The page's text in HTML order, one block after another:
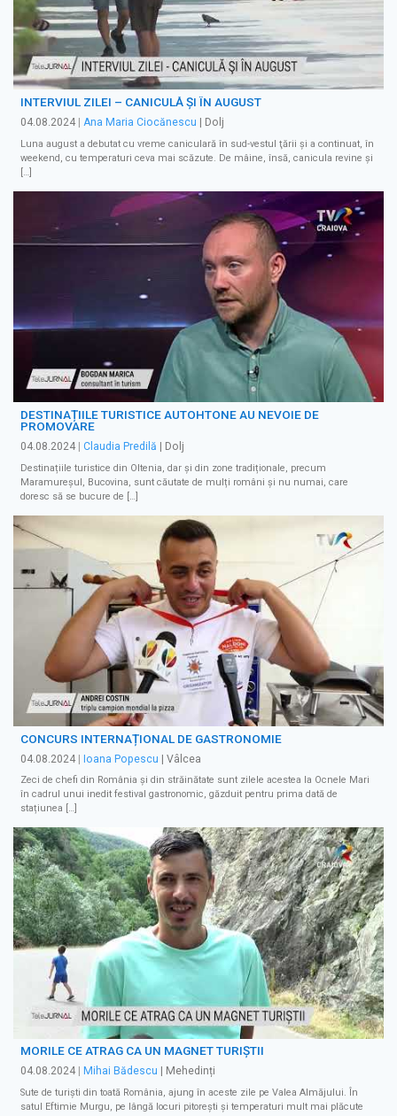
INTERVIUL ZILEI – CANICULĂ ŞI ÎN AUGUST
04.08.2024 Ana Maria Ciocănescu | Dolj
Luna august a debutat cu vreme caniculară în sud-vestul ţării şi a continuat, în
weekend, cu temperaturi ceva mai scăzute. De mâine, însă, canicula revine şi
[…]
DESTINAȚIILE TURISTICE AUTOHTONE AU NEVOIE DE
PROMOVARE
04.08.2024 | Claudia Predilă | Dolj
Destinațiile turistice din Oltenia, dar și din zone tradiționale, precum
Maramureșul, Bucovina, sunt căutate de mulți români și nu numai, care
doresc să se bucure de […]
CONCURS INTERNAȚIONAL DE GASTRONOMIE
04.08.2024 | Ioana Popescu | Vâlcea
Zeci de chefi din România și din străinătate sunt zilele acestea la Ocnele Mari
în cadrul unui inedit festival gastronomic, găzduit pentru prima dată de
stațiunea […]
MORILE CE ATRAG CA UN MAGNET TURIȘTII
04.08.2024 Mihai Bădescu | Mehedinți
Sute de turiști din toată România, ajung în aceste zile pe Valea Almăjului. În
satul Eftimie Murgu, pe lângă locuri pitorești și temperaturi mult mai plăcute